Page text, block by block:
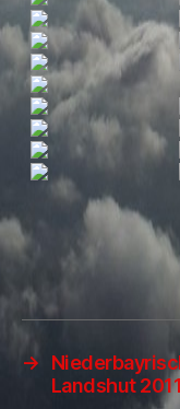
→
Landshut 2011